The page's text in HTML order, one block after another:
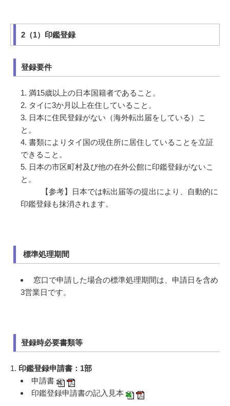
2（1）印鑑登録
登録要件
満15歳以上の日本国籍者であること。
タイに3か月以上在住していること。
日本に住民登録がない（海外転出届をしている）こ
と。
書類によりタイ国の現住所に居住していることを立証
できること。
日本の市区町村及び他の在外公館に印鑑登録がないこ
と。
【参考】日本では転出届等の提出により、自動的に
印鑑登録も抹消されます。
標準処理期間
窓口で申請した場合の標準処理期間は、申請日を含め
3営業日です。
登録時必要書類等
1. 印鑑登録申請書：1部
申請書
印鑑登録申請書の記入見本